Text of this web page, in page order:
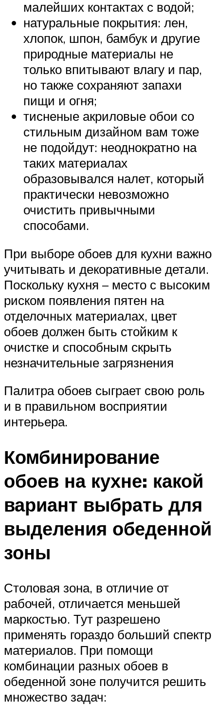
малейших контактах с водой;
натуральные покрытия: лен,
хлопок, шпон, бамбук и другие
природные материалы не
только впитывают влагу и пар,
но также сохраняют запахи
пищи и огня;
тисненые акриловые обои со
стильным дизайном вам тоже
не подойдут: неоднократно на
таких материалах
образовывался налет, который
практически невозможно
очистить привычными
способами.
При выборе обоев для кухни важно
учитывать и декоративные детали.
Поскольку кухня – место с высоким
риском появления пятен на
отделочных материалах, цвет
обоев должен быть стойким к
очистке и способным скрыть
незначительные загрязнения
Палитра обоев сыграет свою роль
и в правильном восприятии
интерьера.
Комбинирование
обоев на кухне: какой
вариант выбрать для
выделения обеденной
зоны
Столовая зона, в отличие от
рабочей, отличается меньшей
маркостью. Тут разрешено
применять гораздо больший спектр
материалов. При помощи
комбинации разных обоев в
обеденной зоне получится решить
множество задач: